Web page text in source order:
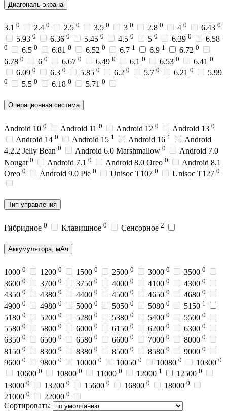
Диагональ экрана
3.1 0 2.4 0 2.5 0 3.5 0 3 0 2.8 0 4 0 6.43 0
5.93 0 6.36 0 5.45 0 4.5 0 5 0 6.39 0 6.58
0 6.5 0 6.81 0 6.52 0 6.7 1 6.9 1 6.72 0
6.78 0 6 0 6.67 0 6.49 0 6.1 0 6.53 0 6.41 0
6.09 0 6.3 0 5.85 0 6.2 0 5.7 0 6.21 0 5.99
0 5.5 0 6.18 0 5.71 0
Операционная система
Android 10 0 Android 11 0 Android 12 0 Android 13 0
Android 14 0 Android 15 1 Android 16 1
Android
4.2.2 Jelly Bean 0 Android 6.0 Marshmallow 0
Android 7.0
Nougat 0 Android 7.1 0 Android 8.0 Oreo 0
Android 8.1
Oreo 0 Android 9.0 Pie 0 Unisoc T107 0 Unisoc T127 0
Тип управления
Гибридное 0 Клавишное 0 Сенсорное 2
Аккумулятора, мАч
1000 0 1200 0 1500 0 2500 0 3000 0 3500 0
3600 0 3700 0 3750 0 4000 0 4100 0 4300 0
4350 0 4380 0 4400 0 4500 0 4650 0 4680 0
4900 0 4980 0 5000 0 5050 0 5080 0 5150 1
5180 0 5200 0 5280 0 5380 0 5400 0 5500 0
5580 0 5800 0 6000 0 6150 0 6200 0 6300 0
6350 0 6500 0 6580 0 6600 0 7000 0 8000 0
8150 0 8300 0 8380 0 8500 0 8580 0 9000 0
9600 0 9800 0 10000 0 10050 0 10080 0 10300 0
10600 0 10800 0 11000 0 12000 1 12500 0
13000 0 13200 0 15600 0 16800 0 18000 0
21000 0 22000 0
Сортировать: